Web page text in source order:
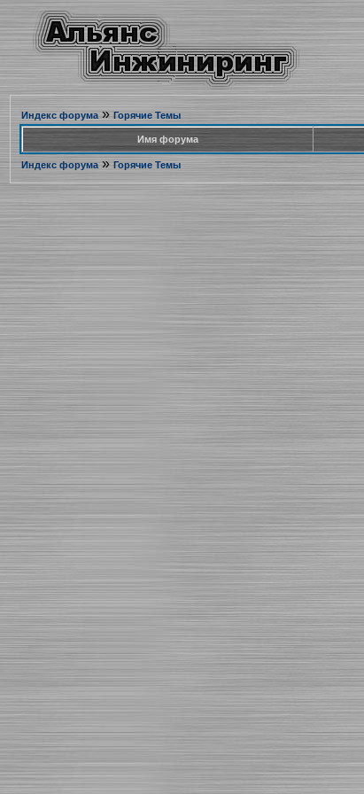
Индекс форума» Горячие Темы
Имя форума
Индекс форума» Горячие Темы